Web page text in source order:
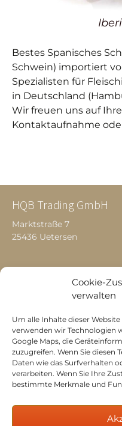
Cookie-
verwalten
Um alle Inhalte dieser
verwenden wir Technologien
Google Maps, die
zuzugreifen. Wenn Sie
Daten wie das Surfverhalten
verarbeiten. Wenn Sie Ihre
bestimmte Merkmale und
Bestes Spanisches
Schwein) importiert
Spezialisten für
in Deutschland
Wir freuen uns auf
Kontaktaufnahme
HQB Trading GmbH
Marktstraße 7
25436 Uetersen
La Montura Rindfleisch
Irisches Lammfleisch
Iberico Schweinefleisch
Kontakt
Tel.:+49 4122 9765905
E-Mail:info@hqb-